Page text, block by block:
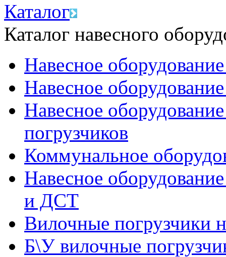
Каталог
Каталог навесного
Навесное
Навесное
Навесное
погрузчиков
Коммунальное
Навесное
и ДСТ
Вилочные погрузчики
Б\У вилочные